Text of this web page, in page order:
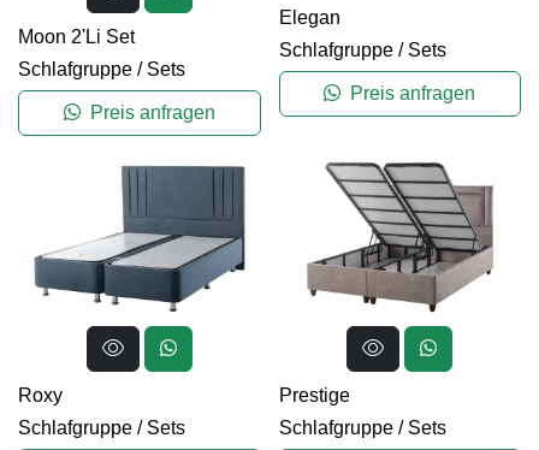
Moon 2'Li Set
Schlafgruppe / Sets
Preis anfragen
Elegan
Schlafgruppe/ Sets
Preis anfragen
Roxy
Schlafgruppe / Sets
Prestige
Schlafgruppe/ Sets